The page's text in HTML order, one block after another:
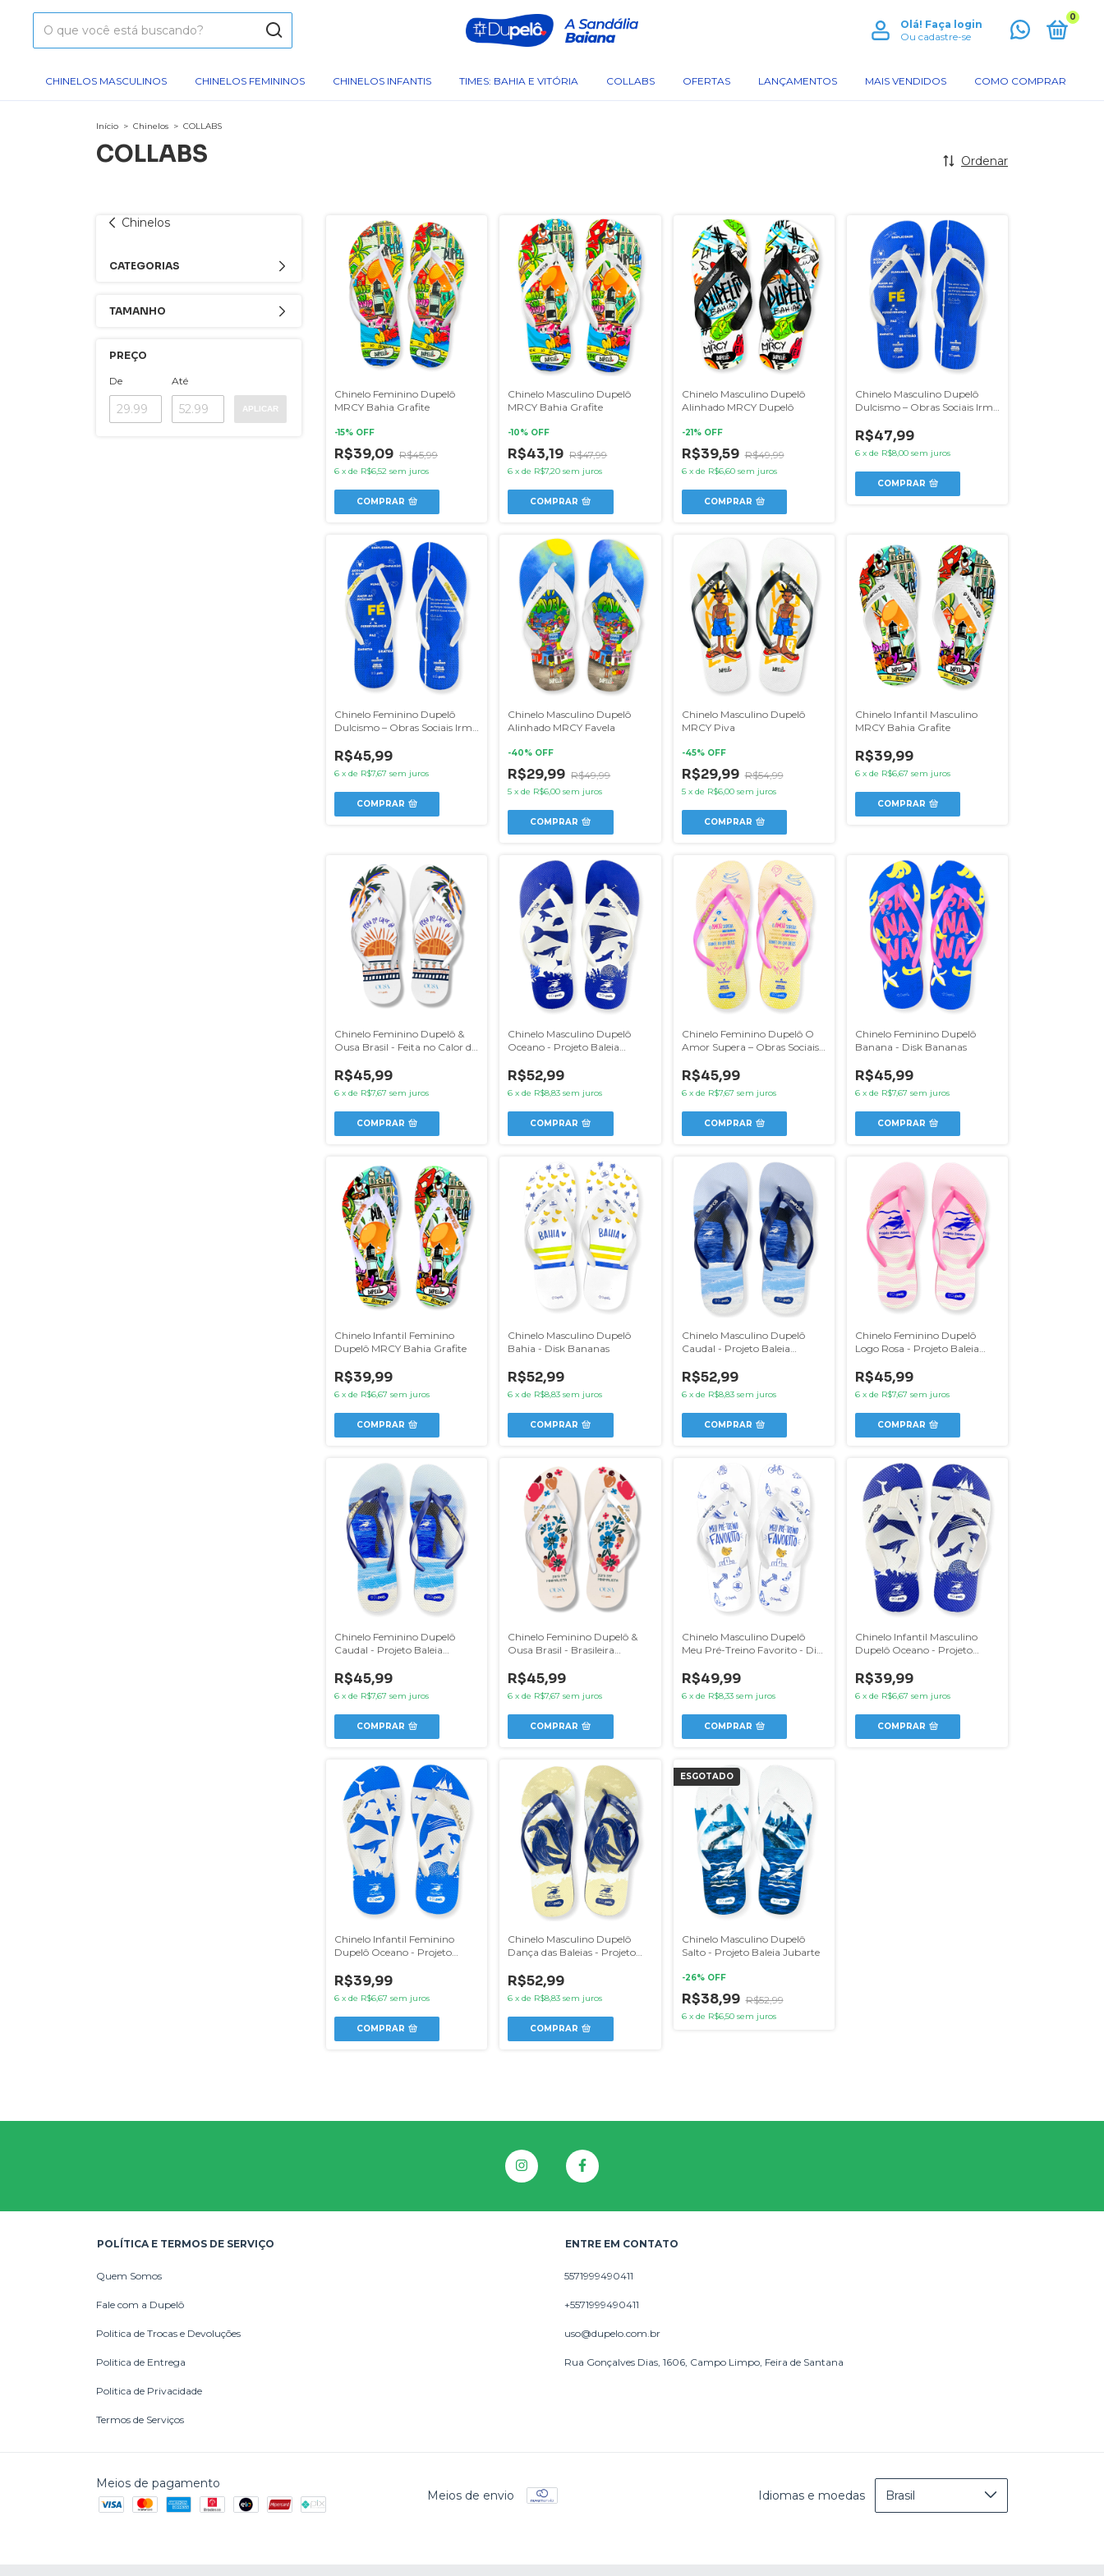
Olá! Faça login
Ou cadastre-se
0
CHINELOS MASCULINOS CHINELOS FEMININOS CHINELOS INFANTIS TIMES: BAHIA E VITÓRIA COLLABS OFERTAS LANÇAMENTOS MAIS VENDIDOS COMO COMPRAR
Início > Chinelos > COLLABS
COLLABS Ordenar
Chinelos
CATEGORIAS
TAMANHO
PREÇO
De Até
APLICAR
Chinelo Feminino Dupelô
MRCY Bahia Grafite
-15% OFF
R$39,09 R$45,99
6 x de R$6,52 sem juros
COMPRAR
Chinelo Masculino Dupelô
MRCY Bahia Grafite
-10% OFF
R$43,19 R$47,99
6 xde R$7,20 sem juros
COMPRAR
Chinelo Masculino Dupelô
Alinhado MRCY Dupelô
-21 % OFF
R$39,59 R$49,99
6 x de R$6,60 sem juros
COMPRAR
Chinelo Masculino Dupelô
Dulcismo – Obras Sociais Irmã
R$47,99
6 x de R$8,00 sem juros
COMPRAR
Chinelo Feminino Dupelô
Dulcismo – Obras Sociais Irmã
R$45,99
6 x de R$7,67 sem juros
COMPRAR
Chinelo Masculino Dupelô
Alinhado MRCY Favela
-40% OFF
R$29,99 R$49,99
5 xde R$6,00 sem juros
COMPRAR
Chinelo Masculino Dupelô
MRCY Piva
-45% OFF
R$29,99 R$54,99
5 x de R$6,00 sem juros
COMPRAR
Chinelo Infantil Masculino
MRCY Bahia Grafite
R$39,99
6 x de R$6,67 sem juros
COMPRAR
Chinelo Feminino Dupelô &
Ousa Brasil - Feita no Calor da
R$45,99
6 x de R$7,67 sem juros
COMPRAR
Chinelo Masculino Dupelô
Oceano - Projeto Baleia
R$52,99
6 xde R$8,83 sem juros
COMPRAR
Chinelo Feminino Dupelô O
Amor Supera – Obras Sociais
R$45,99
6 x de R$7,67 sem juros
COMPRAR
Chinelo Feminino Dupelô
Banana - Disk Bananas
R$45,99
6 x de R$7,67 sem juros
COMPRAR
Chinelo Infantil Feminino
Dupelô MRCY Bahia Grafite
R$39,99
6 x de R$6,67 sem juros
COMPRAR
Chinelo Masculino Dupelô
Bahia - Disk Bananas
R$52,99
6 xde R$8,83 sem juros
COMPRAR
Chinelo Masculino Dupelô
Caudal - Projeto Baleia
R$52,99
6 x de R$8,83 sem juros
COMPRAR
Chinelo Feminino Dupelô
Logo Rosa - Projeto Baleia
R$45,99
6 x de R$7,67 sem juros
COMPRAR
Chinelo Feminino Dupelô
Caudal - Projeto Baleia
R$45,99
6 x de R$7,67 sem juros
COMPRAR
Chinelo Feminino Dupelô &
Ousa Brasil - Brasileira
R$45,99
6 xde R$7,67 sem juros
COMPRAR
Chinelo Masculino Dupelô
Meu Pré-Treino Favorito - Disk
R$49,99
6 x de R$8,33 sem juros
COMPRAR
Chinelo Infantil Masculino
Dupelô Oceano - Projeto
R$39,99
6 x de R$6,67 sem juros
COMPRAR
Chinelo Infantil Feminino
Dupelô Oceano - Projeto
R$39,99
6 x de R$6,67 sem juros
COMPRAR
Chinelo Masculino Dupelô
Dança das Baleias - Projeto
R$52,99
6 xde R$8,83 sem juros
COMPRAR
ESGOTADO
Chinelo Masculino Dupelô
Salto - Projeto Baleia Jubarte
-26% OFF
R$38,99 R$52,99
6 x de R$6,50 sem juros
POLÍTICA E TERMOS DE SERVIÇO
Quem Somos
Fale com a Dupelô
Politica de Trocas e Devoluções
Politica de Entrega
Politica de Privacidade
Termos de Serviços
ENTRE EM CONTATO
5571999490411
+5571999490411
uso@dupelo.com.br
Rua Gonçalves Dias, 1606, Campo Limpo, Feira de Santana
Meios de pagamento
Meios de envio
Idiomas e moedas